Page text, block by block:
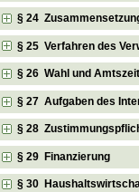
§ 24
§ 25 Verfahren des
§ 26 Wahl und
§ 27 Aufgaben des
§ 28
§ 29 Finanzierung
§ 30